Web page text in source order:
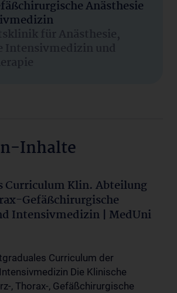
Anästhesie
für Anästhesie,
Intensivmedizin und
Inhalte
Curriculum Klin. Abteilung
Gefäßchirurgische
Intensivmedizin | MedUni
Curriculum der
Die Klinische
, Thorax-, Gefäßchirurgische